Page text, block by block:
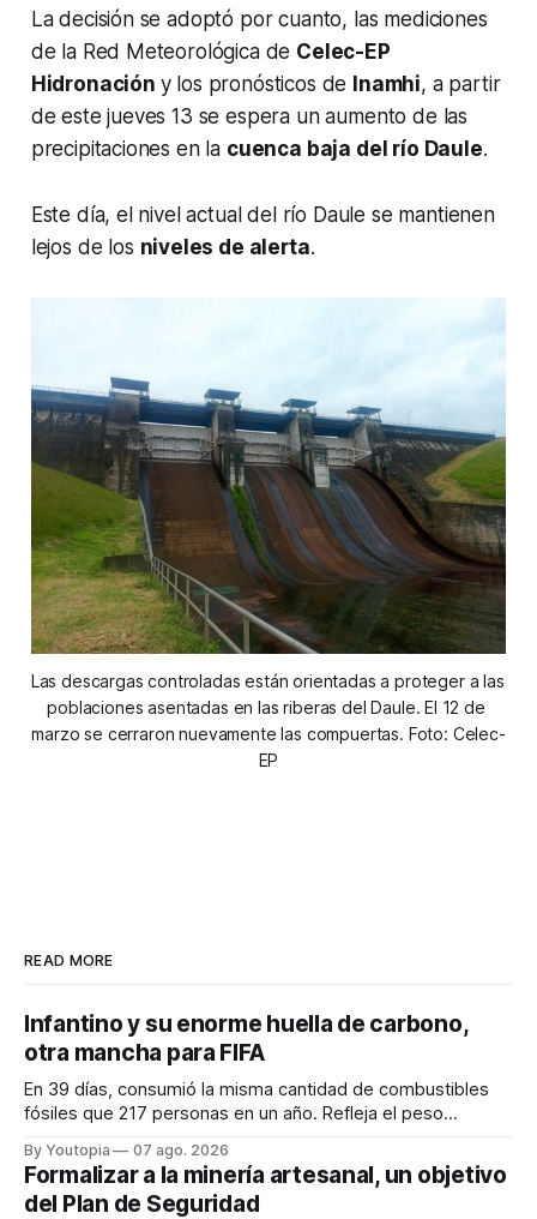
La decisión se adoptó por cuanto, las mediciones
de la Red Meteorológica de Celec-EP
Hidronación y los pronósticos de Inamhi, a partir
de este jueves 13 se espera un aumento de las
precipitaciones en la cuenca baja del río Daule.
Este día, el nivel actual del río Daule se mantienen
lejos de los niveles de alerta.
Las descargas controladas están orientadas a proteger a las
poblaciones asentadas en las riberas del Daule. El 12 de
marzo se cerraron nuevamente las compuertas. Foto: Celec-
EP
READ MORE
Infantino y su enorme huella de carbono,
otra mancha para FIFA
En 39 días, consumió la misma cantidad de combustibles
fósiles que 217 personas en un año. Refleja el peso
By Youtopia 07 ago. 2026
Formalizar a la minería artesanal, un objetivo
del Plan de Seguridad